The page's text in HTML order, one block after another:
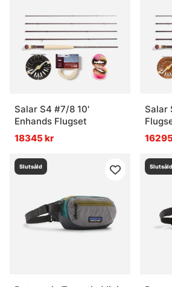
Salar S4 #7/8 10'
Enhands Flugset
18345 kr
Salar
Slutsåld Slutsåld